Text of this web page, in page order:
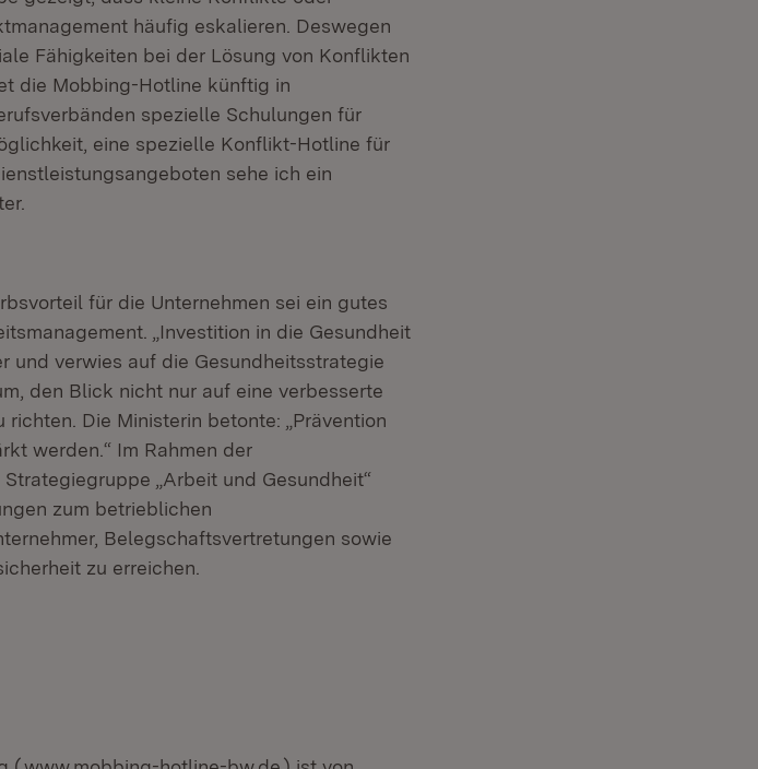
häufig eskalieren. Deswegen
Fähigkeiten bei der Lösung von Konflikten
die Mobbing-Hotline künftig in
spezielle Schulungen für
eine spezielle Konflikt-Hotline für
sehe ich ein
für die Unternehmen sei ein gutes
„Investition in die Gesundheit
und verwies auf die Gesundheitsstrategie
den Blick nicht nur auf eine verbesserte
Die Ministerin betonte: „Prävention
werden.“ Im Rahmen der
„Arbeit und Gesundheit“
zum betrieblichen
Belegschaftsvertretungen sowie
zu erreichen.